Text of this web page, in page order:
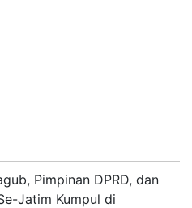
Pimpinan DPRD, dan
Jatim Kumpul di